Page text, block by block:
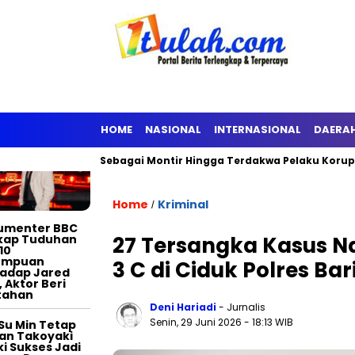
HOME NASIONAL INTERNASIONAL
Berawal Sebagai Montir Hingga Terdakwa Pelaku Korupsi
BBC
Tuduhan
Jared
Aktor Beri
Min Tetap
Takoyaki
Sukses Jadi
Home / Kriminal
27 Tersangka Kasus
3 C di Ciduk Polres
Deni Hariadi- Jurnalis
Senin, 29 Juni 2026 - 18:13 WIB